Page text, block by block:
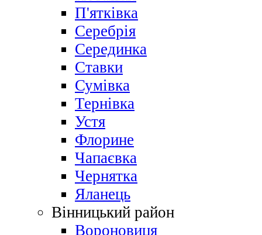
П'ятківка
Серебрія
Серединка
Ставки
Сумівка
Тернівка
Устя
Флорине
Чапаєвка
Чернятка
Яланець
Вінницький район
Вороновиця